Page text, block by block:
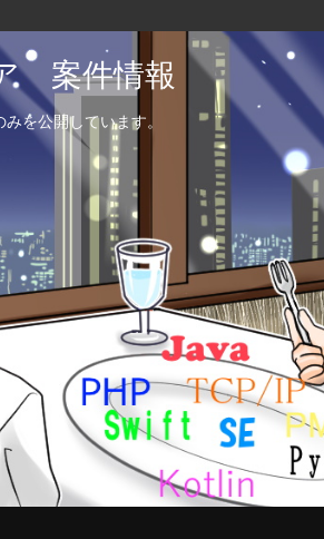
案件情報
を公開しています。